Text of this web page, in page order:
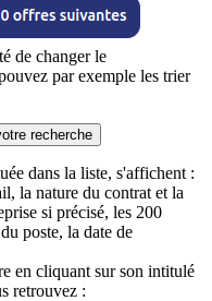
de changer le
par exemple les trier
recherche
dans la liste, s'affichent :
la nature du contrat et la
si précisé, les 200
poste, la date de
en cliquant sur son intitulé
retrouvez :